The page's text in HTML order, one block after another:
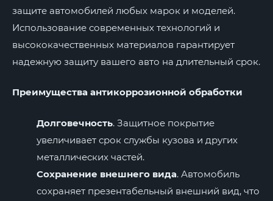
защите автомобилей любых марок и моделей.
Использование современных технологий и
высококачественных материалов гарантирует
надежную защиту вашего авто на длительный срок.
Преимущества антикоррозионной обработки
Долговечность. Защитное покрытие
увеличивает срок службы кузова и других
металлических частей.
Сохранение внешнего вида. Автомобиль
сохраняет презентабельный внешний вид, что